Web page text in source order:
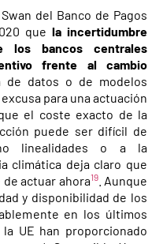
del Banco de Pagos
que la incertidumbre
los bancos centrales
frente al cambio
de datos o de modelos
para una actuación
el coste exacto de la
puede ser difícil de
linealidades o a la
climática deja claro que
actuar ahora19. Aunque
y disponibilidad de los
en los últimos
UE han proporcionado